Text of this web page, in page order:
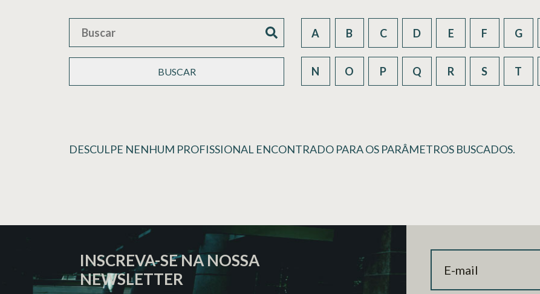
BUSCAR
A B C D E F G
N O P Q R S T
DESCULPE NENHUM PROFISSIONAL ENCONTRADO PARA OS PARÂMETROS BUSCADOS.
INSCREVA-SE NA NOSSA
NEWSLETTER